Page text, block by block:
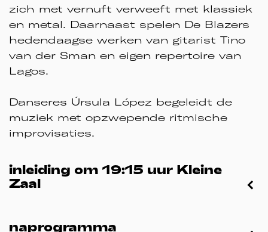
zich met vernuft verweeft met klassiek
en metal. Daarnaast spelen De Blazers
hedendaagse werken van gitarist Tino
van der Sman en eigen repertoire van
Lagos.
Danseres Úrsula López begeleidt de
muziek met opzwepende ritmische
improvisaties.
inleiding om 19:15 uur Kleine
Zaal
naprogramma